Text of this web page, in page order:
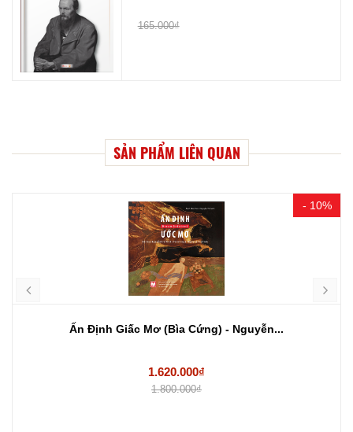
165.000₫
SẢN PHẨM LIÊN QUAN
- 10%
Ấn Định Giấc Mơ (Bìa Cứng) - Nguyễn...
1.620.000₫
1.800.000₫